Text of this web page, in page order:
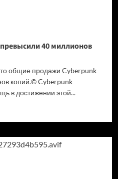
40 миллионов
общие продажи Cyberpunk
копий.© Cyberpunk
в достижении этой...